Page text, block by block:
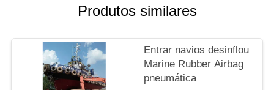
PRIVACY
POLICY
Produtos similares
Entrar navios desinflou
Marine Rubber Airbag
pneumática